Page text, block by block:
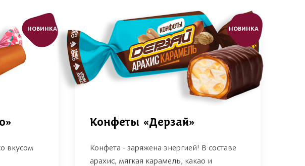
НОВИНКА
вкусом
НОВИНКА
Конфеты «Дерзай»
Конфета - заряжена энергией! В составе
арахис, мягкая карамель, какао и